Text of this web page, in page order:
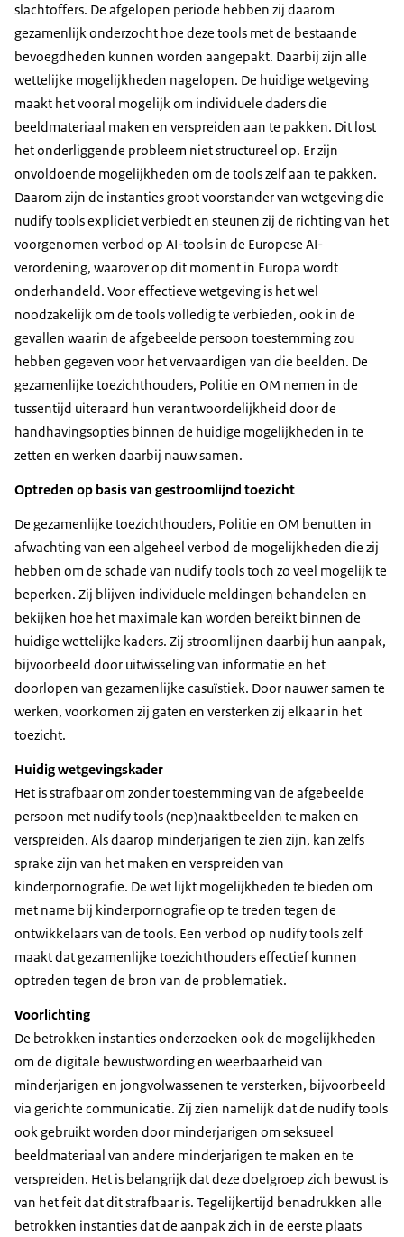
slachtoffers. De afgelopen periode hebben zij daarom
gezamenlijk onderzocht hoe deze tools met de bestaande
bevoegdheden kunnen worden aangepakt. Daarbij zijn alle
wettelijke mogelijkheden nagelopen. De huidige wetgeving
maakt het vooral mogelijk om individuele daders die
beeldmateriaal maken en verspreiden aan te pakken. Dit lost
het onderliggende probleem niet structureel op. Er zijn
onvoldoende mogelijkheden om de tools zelf aan te pakken.
Daarom zijn de instanties groot voorstander van wetgeving die
nudify tools expliciet verbiedt en steunen zij de richting van het
voorgenomen verbod op AI-tools in de Europese AI-
verordening, waarover op dit moment in Europa wordt
onderhandeld. Voor effectieve wetgeving is het wel
noodzakelijk om de tools volledig te verbieden, ook in de
gevallen waarin de afgebeelde persoon toestemming zou
hebben gegeven voor het vervaardigen van die beelden. De
gezamenlijke toezichthouders, Politie en OM nemen in de
tussentijd uiteraard hun verantwoordelijkheid door de
handhavingsopties binnen de huidige mogelijkheden in te
zetten en werken daarbij nauw samen.
Optreden op basis van gestroomlijnd toezicht
De gezamenlijke toezichthouders, Politie en OM benutten in
afwachting van een algeheel verbod de mogelijkheden die zij
hebben om de schade van nudify tools toch zo veel mogelijk te
beperken. Zij blijven individuele meldingen behandelen en
bekijken hoe het maximale kan worden bereikt binnen de
huidige wettelijke kaders. Zij stroomlijnen daarbij hun aanpak,
bijvoorbeeld door uitwisseling van informatie en het
doorlopen van gezamenlijke casuïstiek. Door nauwer samen te
werken, voorkomen zij gaten en versterken zij elkaar in het
toezicht.
Huidig wetgevingskader
Het is strafbaar om zonder toestemming van de afgebeelde
persoon met nudify tools (nep)naaktbeelden te maken en
verspreiden. Als daarop minderjarigen te zien zijn, kan zelfs
sprake zijn van het maken en verspreiden van
kinderpornografie. De wet lijkt mogelijkheden te bieden om
met name bij kinderpornografie op te treden tegen de
ontwikkelaars van de tools. Een verbod op nudify tools zelf
maakt dat gezamenlijke toezichthouders effectief kunnen
optreden tegen de bron van de problematiek.
Voorlichting
De betrokken instanties onderzoeken ook de mogelijkheden
om de digitale bewustwording en weerbaarheid van
minderjarigen en jongvolwassenen te versterken, bijvoorbeeld
via gerichte communicatie. Zij zien namelijk dat de nudify tools
ook gebruikt worden door minderjarigen om seksueel
beeldmateriaal van andere minderjarigen te maken en te
verspreiden. Het is belangrijk dat deze doelgroep zich bewust is
van het feit dat dit strafbaar is. Tegelijkertijd benadrukken alle
betrokken instanties dat de aanpak zich in de eerste plaats